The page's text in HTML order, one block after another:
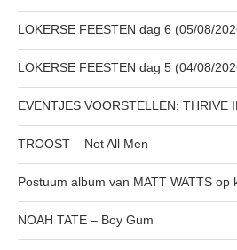
LOKERSE FEESTEN dag 6 (05/08/
LOKERSE FEESTEN dag 5 (04/08/
EVENTJES VOORSTELLEN: THRIVE
TROOST – Not All Men
Postuum album van MATT WATTS op
NOAH TATE – Boy Gum